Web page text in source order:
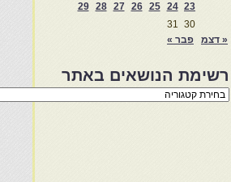
23
24
25
26
27
28
29
30
31
« דצמ
פבר »
רשימת הנושאים באתר
רשימת
הנושאים